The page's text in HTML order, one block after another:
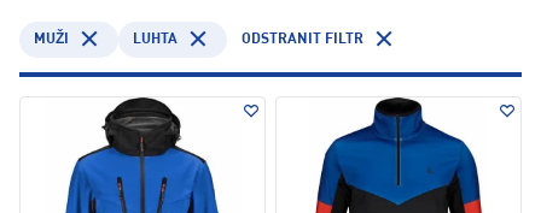
MUŽI LUHTA ODSTRANIT FILTR